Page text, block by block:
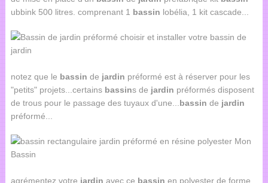
ubbink 500 litres. comprenant 1 bassin lobélia, 1 kit cascade...
notez que le bassin de jardin préformé est à réserver pour les
"petits" projets...certains bassins de jardin préformés disposent
de trous pour le passage des tuyaux d'une... bassin de jardin
préformé...
agrémentez votre jardin avec ce bassin en polyester de forme